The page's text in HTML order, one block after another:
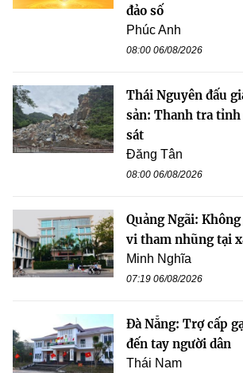
đảo số
Phúc Anh
08:00 06/08/2026
Thái Nguyên đấu
sản: Thanh tra
sát
Đăng Tân
08:00 06/08/2026
Quảng Ngãi:
vi tham nhũng tại
Minh Nghĩa
07:19 06/08/2026
Đà Nẵng: Trợ cấp
đến tay người dân
Thái Nam